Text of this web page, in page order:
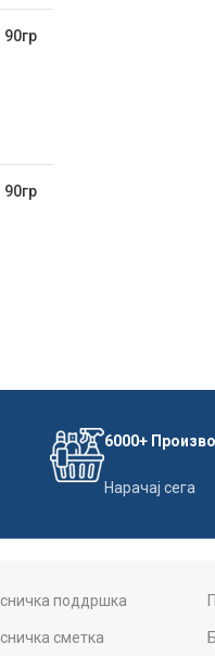
6000+
Нарачај сега
поддршка
сметка